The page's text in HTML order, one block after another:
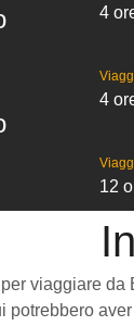
4
4
12
viaggiare da
potrebbero